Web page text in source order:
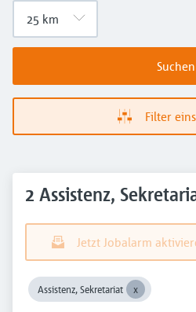
Suchen
Filter
2 Assistenz,
Jetzt Jobalarm
Assistenz, Sekretariat